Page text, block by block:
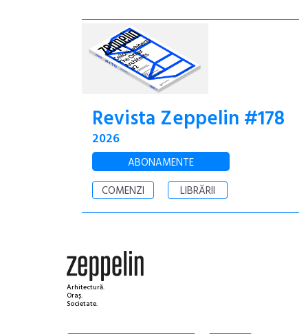
Revista Zeppelin #178
2026
ABONAMENTE
COMENZI
LIBRĂRII
Arhitectură.
Oraș.
Societate.